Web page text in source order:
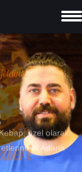
özel olarak
Adana